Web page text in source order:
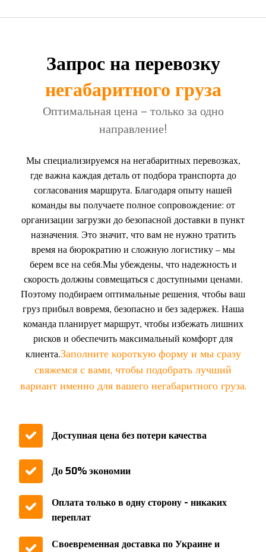
Запрос на перевозку
негабаритного груза
Оптимальная цена – только за одно
направление!
Мы специализируемся на негабаритных перевозках,
где важна каждая деталь от подбора транспорта до
согласования маршрута. Благодаря опыту нашей
команды вы получаете полное сопровождение: от
организации загрузки до безопасной доставки в пункт
назначения. Это значит, что вам не нужно тратить
время на бюрократию и сложную логистику – мы
берем все на себя.Мы убеждены, что надежность и
скорость должны совмещаться с доступными ценами.
Поэтому подбираем оптимальные решения, чтобы ваш
груз прибыл вовремя, безопасно и без задержек. Наша
команда планирует маршрут, чтобы избежать лишних
рисков и обеспечить максимальный комфорт для
клиента.Заполните короткую форму и мы сразу
свяжемся с вами, чтобы подобрать лучший
вариант именно для вашего негабаритного груза.
Доступная цена без потери качества
До 50% экономии
Оплата только в одну сторону - никаких
переплат
Своевременная доставка по Украине и